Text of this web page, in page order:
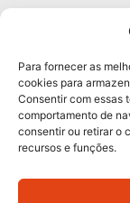
Para fornecer as
cookies para
Consentir com essas
comportamento de
consentir ou retirar o
recursos e funções.
Subscreva